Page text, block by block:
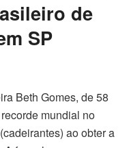
de
SP
Beth Gomes, de 58
mundial no
ao obter a